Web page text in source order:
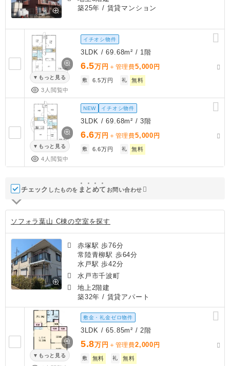
築25年 / 賃貸マンション
もっと見る
3人閲覧中
イチオシ物件
3LDK / 69.68m² / 1階
6.5万円 ＋管理費5,000 円
敷 6.5万円 礼 無料
もっと見る
4人閲覧中
NEW イチオシ物件
3LDK / 69.68m² / 3階
6.6万円 ＋管理費5,000 円
敷 6.6万円 礼 無料
チェック したものを ま と めて お問い合わせ
ソフォラ葉山 C棟の空室を探す
赤塚駅 歩76分
常陸青柳駅 歩64分
水戸駅 歩42分
水戸市千波町
地上2階建
築32年 / 賃貸アパート
もっと見る
敷金・礼金ゼロ物件
3LDK / 65.85m² / 2階
5.8万円 ＋管理費2,000 円
敷 無料 礼 無料